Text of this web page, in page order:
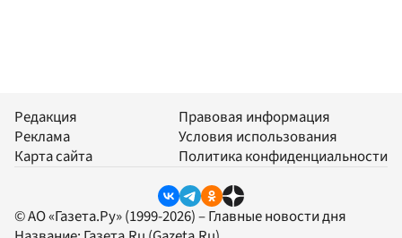
Редакция
Реклама
Карта сайта
Правовая информация
Условия использования
Политика конфиденциальности
© АО «Газета.Ру» (1999-2026) – Главные новости дня